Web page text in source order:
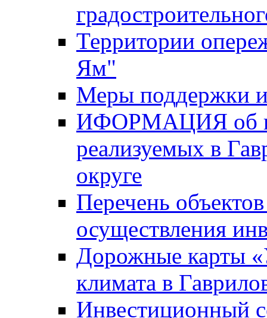
Территории
Ям"
Меры поддержки
ИФОРМАЦИЯ об
реализуемых в
округе
Перечень
осуществления
Дорожные карты
климата в
Инвестиционный